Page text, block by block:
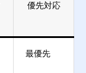
優先対応
最優先